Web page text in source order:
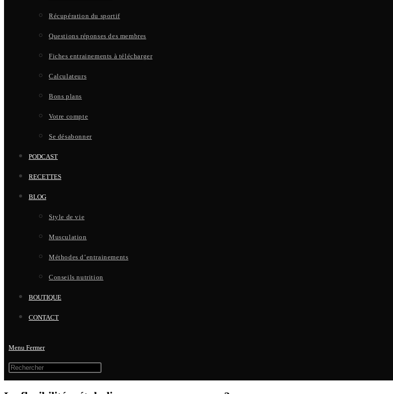
Récupération du sportif
Questions réponses des membres
Fiches entrainements à télécharger
Calculateurs
Bons plans
Votre compte
Se désabonner
PODCAST
RECETTES
BLOG
Style de vie
Musculation
Méthodes d’entrainements
Conseils nutrition
BOUTIQUE
CONTACT
Menu Fermer